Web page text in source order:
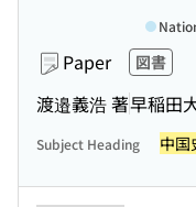
Paper 図書
渡邉義浩 著早稲田
Subject Heading 中国